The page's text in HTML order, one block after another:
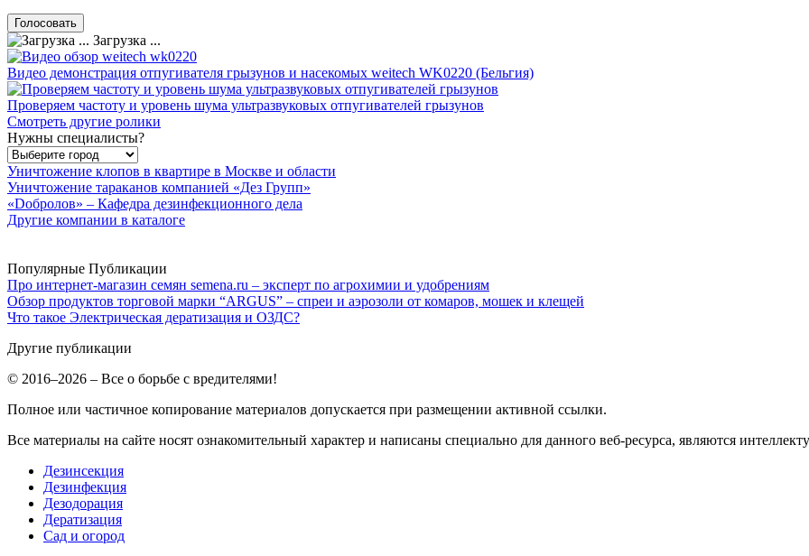
Загрузка ...
Видео демонстрация отпугивателя грызунов и насекомых weitech WK0220 (Бельгия)
Проверяем частоту и уровень шума ультразвуковых отпугивателей грызунов
Смотреть другие ролики
Нужны специалисты?
Уничтожение клопов в квартире в Москве и области
Уничтожение тараканов компанией «Дез Групп»
«Dобролов» – Кафедра дезинфекционного дела
Другие компании в каталоге
Популярные Публикации
Про интернет-магазин семян semena.ru – эксперт по агрохимии и удобрениям
Обзор продуктов торговой марки “ARGUS” – спреи и аэрозоли от комаров, мошек и клещей
Что такое Электрическая дератизация и ОЗДС?
Другие публикации
© 2016–2026 – Все о борьбе с вредителями!
Полное или частичное копирование материалов допускается при размещении активной ссылки.
Все материалы на сайте носят ознакомительный характер и написаны специально для данного веб-ресурса, являются
Дезинсекция
Дезинфекция
Дезодорация
Дератизация
Сад и огород